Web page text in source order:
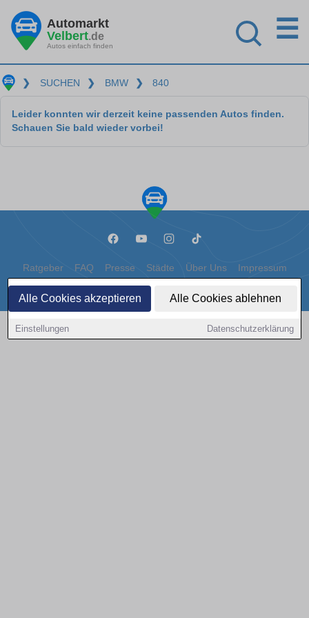
Alle Cookies akzeptieren Alle Cookies ablehnen
Einstellungen Datenschutzerklärung
Automarkt
Velbert.de
Autos einfach finden
☰
❯ SUCHEN ❯ BMW ❯ 840
Leider konnten wir derzeit keine passenden Autos finden.
Schauen Sie bald wieder vorbei!
Ratgeber FAQ Presse Städte Über Uns Impressum
Datenschutz Cookies
Copyright © 2000 - 2026 | 1A Infosysteme GmbH | Content by: 1a-sites-autos